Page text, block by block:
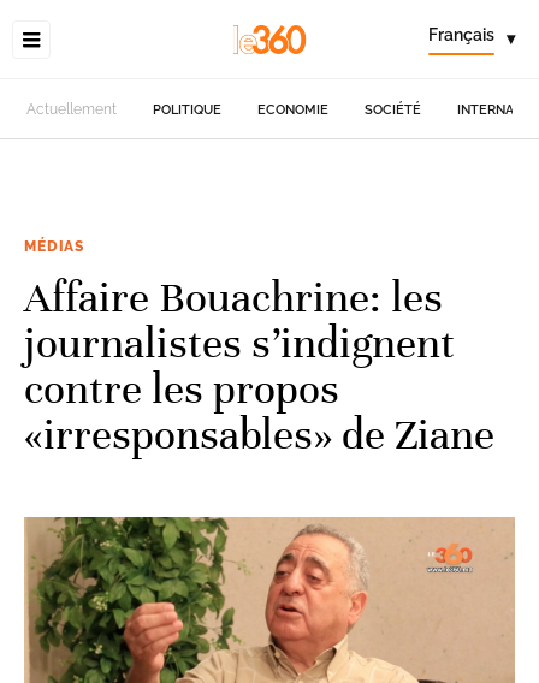
Français ▾
Actuellement POLITIQUE ECONOMIE SOCIÉTÉ
MÉDIAS
Affaire Bouachrine: les
journalistes s’indignent
contre les propos
«irresponsables» de Ziane